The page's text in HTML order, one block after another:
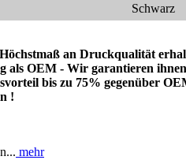
Schwarz
an Druckqualität
OEM - Wir garantieren
bis zu 75% gegenüber
!
mehr